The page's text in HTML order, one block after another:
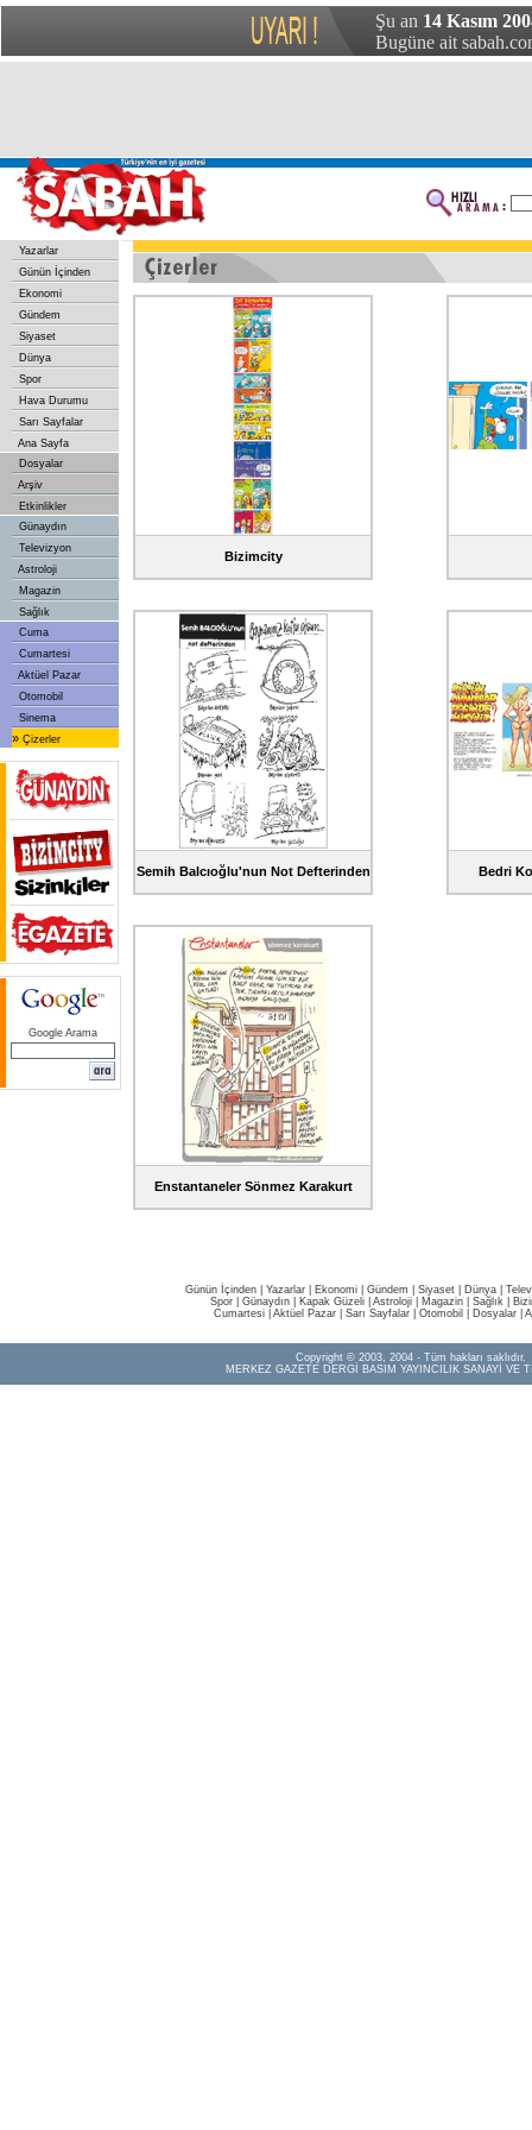
Şu an 14 Kasım
Bugüne ait
Yazarlar
Günün İçinden
Ekonomi
Gündem
Siyaset
Dünya
Spor
Hava Durumu
Sarı Sayfalar
Ana Sayfa
Dosyalar
Arşiv
Etkinlikler
Günaydın
Televizyon
Astroloji
Magazin
Sağlık
Cuma
Cumartesi
Aktüel Pazar
Otomobil
Sinema
» Çizerler
Google Arama
Bizimcity
Semih Balcıoğlu'nun Not Defterinden Bedri
Enstantaneler Sönmez Karakurt
Günün İçinden Yazarlar Ekonomi Gündem Siyaset Dünya |
Spor
Günaydın Kapak Güzeli Astroloji Magazin Sağlık
Cumartesi| Aktüel Pazar| Sarı Sayfalar| Otomobil Dosyalar|
Copyright © 2003, 2004 - Tüm hakları saklıdır.
MERKEZ GAZETE DERGİ BASIM YAYINCILIK SANAYİ VE